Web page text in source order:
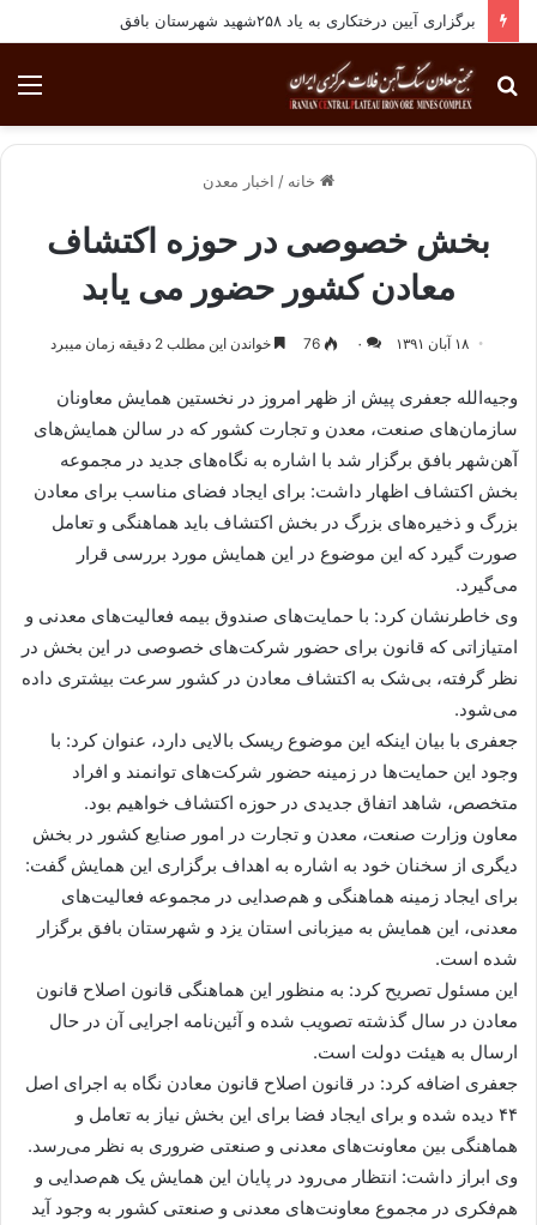
برگزاری آیین درختکاری به یاد ۲۵۸شهید شهرستان بافق
جستجو
برای
خانه / اخبار معدن
بخش خصوصی در حوزه اکتشاف
معادن کشور حضور می یابد
۱۸ آبان ۱۳۹۱ ۰ 76 خواندن این مطلب 2 دقیقه زمان میبرد
وجیه‌الله جعفری پیش از ظهر امروز در نخستین همایش معاونان
سازمان‌های صنعت، معدن و تجارت کشور که در سالن همایش‌های
آهن‌شهر بافق برگزار شد با اشاره به نگاه‌های جدید در مجموعه
بخش اکتشاف اظهار داشت: برای ایجاد فضای مناسب برای معادن
بزرگ و ذخیره‌های بزرگ در بخش اکتشاف باید هماهنگی و تعامل
صورت گیرد که این موضوع در این همایش مورد بررسی قرار
می‌گیرد.
وی خاطرنشان کرد: با حمایت‌های صندوق بیمه فعالیت‌های معدنی و
امتیازاتی که قانون برای حضور شرکت‌های خصوصی در این بخش در
نظر گرفته، بی‌شک به اکتشاف معادن در کشور سرعت بیشتری داده
می‌شود.
جعفری با بیان اینکه این موضوع ریسک بالایی دارد، عنوان کرد: با
وجود این حمایت‌ها در زمینه حضور شرکت‌های توانمند و افراد
متخصص، شاهد اتفاق جدیدی در حوزه اکتشاف خواهیم بود.
معاون وزارت صنعت، معدن و تجارت در امور صنایع کشور در بخش
دیگری از سخنان خود به اشاره به اهداف برگزاری این همایش گفت:
برای ایجاد زمینه هماهنگی و هم‌صدایی در مجموعه فعالیت‌های
معدنی، این همایش به میزبانی استان یزد و شهرستان بافق برگزار
شده است.
این مسئول تصریح کرد: به منظور این هماهنگی قانون اصلاح قانون
معادن در سال گذشته تصویب شده و آئین‌نامه اجرایی آن در حال
ارسال به هیئت دولت است.
جعفری اضافه کرد: در قانون اصلاح قانون معادن نگاه به اجرای اصل
۴۴ دیده شده و برای ایجاد فضا برای این بخش نیاز به تعامل و
هماهنگی بین معاونت‌های معدنی و صنعتی ضروری به نظر می‌رسد.
وی ابراز داشت: انتظار می‌رود در پایان این همایش یک هم‌صدایی و
هم‌فکری در مجموع معاونت‌های معدنی و صنعتی کشور به وجود آید